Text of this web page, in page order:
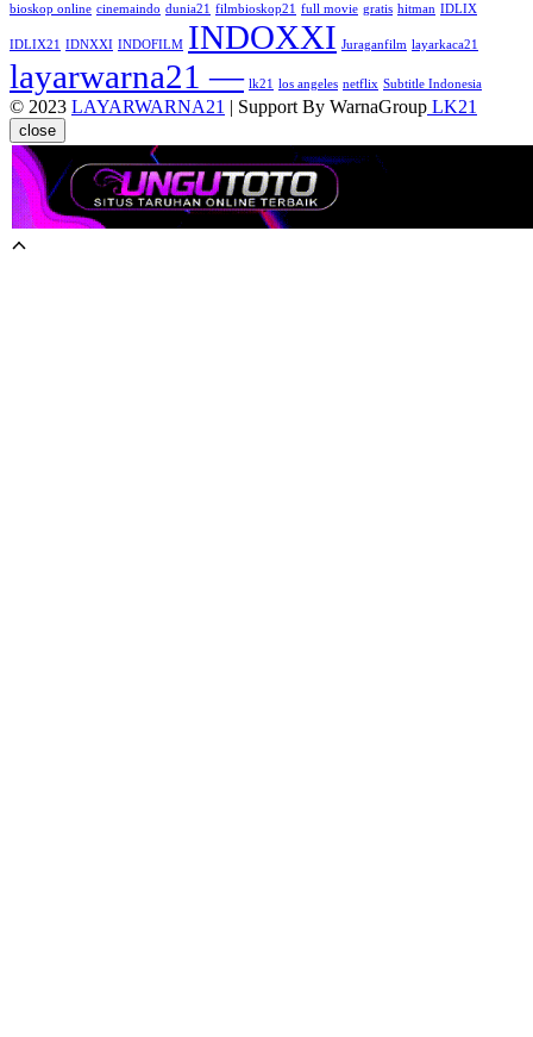
bioskop online cinemaindo dunia21 filmbioskop21 full movie gratis hitman IDLIX
IDLIX21 IDNXXI INDOFILM INDOXXI Juraganfilm layarkaca21
layarwarna21 — lk21 los angeles netflix Subtitle Indonesia
© 2023 LAYARWARNA21 | Support By WarnaGroup LK21
close